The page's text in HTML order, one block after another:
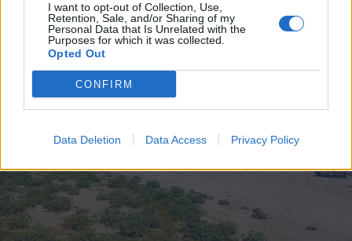
I want to opt-out of Collection, Use,
Retention, Sale, and/or Sharing of my
Personal Data that Is Unrelated with the
Purposes for which it was collected.
Opted Out
CONFIRM
Data Deletion Data Access Privacy Policy